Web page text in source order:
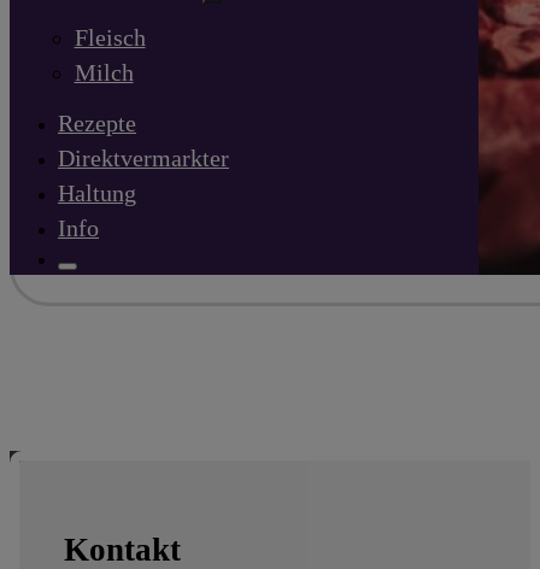
Fleisch
Milch
Rezepte
Direktvermarkter
Haltung
Info
Kontakt